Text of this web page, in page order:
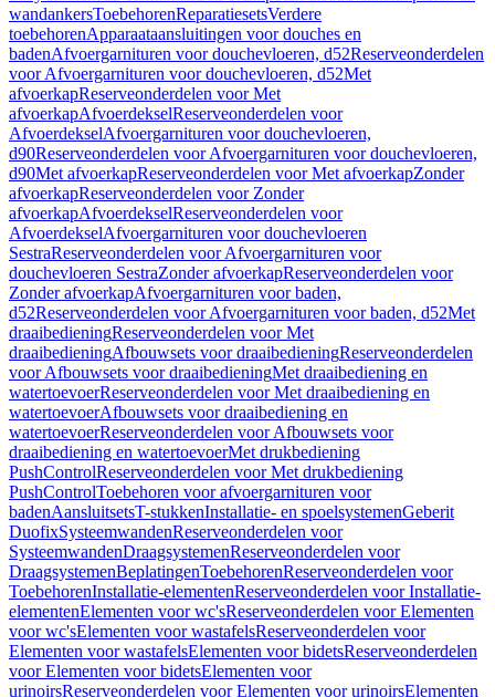
wandankersToebehorenReparatiesetsVerdere
toebehorenApparaataansluitingen voor douches en
badenAfvoergarnituren voor douchevloeren, d52Reserveonderdelen
voor Afvoergarnituren voor douchevloeren, d52Met
afvoerkapReserveonderdelen voor Met
afvoerkapAfvoerdekselReserveonderdelen voor
AfvoerdekselAfvoergarnituren voor douchevloeren,
d90Reserveonderdelen voor Afvoergarnituren voor douchevloeren,
d90Met afvoerkapReserveonderdelen voor Met afvoerkapZonder
afvoerkapReserveonderdelen voor Zonder
afvoerkapAfvoerdekselReserveonderdelen voor
AfvoerdekselAfvoergarnituren voor douchevloeren
SestraReserveonderdelen voor Afvoergarnituren voor
douchevloeren SestraZonder afvoerkapReserveonderdelen voor
Zonder afvoerkapAfvoergarnituren voor baden,
d52Reserveonderdelen voor Afvoergarnituren voor baden, d52Met
draaibedieningReserveonderdelen voor Met
draaibedieningAfbouwsets voor draaibedieningReserveonderdelen
voor Afbouwsets voor draaibedieningMet draaibediening en
watertoevoerReserveonderdelen voor Met draaibediening en
watertoevoerAfbouwsets voor draaibediening en
watertoevoerReserveonderdelen voor Afbouwsets voor
draaibediening en watertoevoerMet drukbediening
PushControlReserveonderdelen voor Met drukbediening
PushControlToebehoren voor afvoergarnituren voor
badenAansluitsetsT-stukkenInstallatie- en spoelsystemenGeberit
DuofixSysteemwandenReserveonderdelen voor
SysteemwandenDraagsystemenReserveonderdelen voor
DraagsystemenBeplatingenToebehorenReserveonderdelen voor
ToebehorenInstallatie-elementenReserveonderdelen voor Installatie-
elementenElementen voor wc'sReserveonderdelen voor Elementen
voor wc'sElementen voor wastafelsReserveonderdelen voor
Elementen voor wastafelsElementen voor bidetsReserveonderdelen
voor Elementen voor bidetsElementen voor
urinoirsReserveonderdelen voor Elementen voor urinoirsElementen